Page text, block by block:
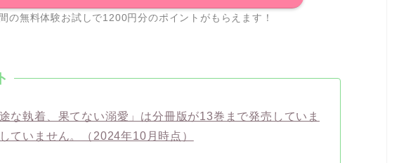
の無料体験お試しで1200円分のポイントがもらえます！
な執着、果てない溺愛」は分冊版が13巻まで発売していま
ていません。（2024年10月時点）